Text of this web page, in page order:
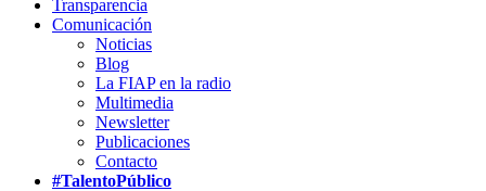
Transparencia
Comunicación
Noticias
Blog
La FIAP en la radio
Multimedia
Newsletter
Publicaciones
Contacto
#TalentoPúblico